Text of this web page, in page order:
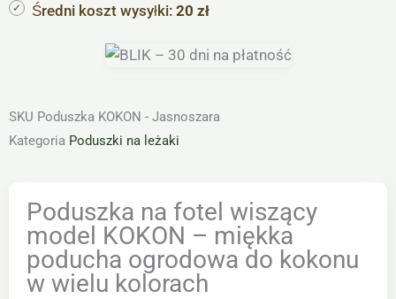
Średni koszt wysyłki: 20 zł
SKU Poduszka KOKON - Jasnoszara
Kategoria Poduszki na leżaki
Poduszka na fotel wiszący
model KOKON – miękka
poducha ogrodowa do kokonu
w wielu kolorach